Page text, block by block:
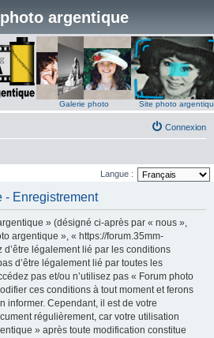
argentique
Galerie photo Site photo
Connexion
Langue :
- Enregistrement
» (désigné ci-après par « nous »,
argentique », « https://forum.35mm-
d’être légalement lié par les conditions
d’être légalement lié par toutes les
pas et/ou n’utilisez pas « Forum photo
ces conditions à tout moment et ferons
informer. Cependant, il est de votre
régulièrement, car votre utilisation
» après toute modification constitue